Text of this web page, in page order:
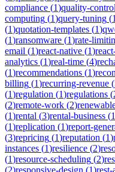
compliance (1)quality-control
computing (1)query-tuning (1
(1)quotation-templates (1)
(1)ransomware (1)rate-
email (1)react-native (1)
analytics (1)real-time (4)
(1)recommendations (1)
billing (1)recurring-revenue (
(1)regulation (1)regulations (
(2)remote-work (2)
(1)rental (3)rental-business (1
(1)replication (1)report-
(3)repricing (1)reputation (1)
instances (1)resilience (2)
(1)resource-scheduling (2)
(2)responsive-design (1)rest-